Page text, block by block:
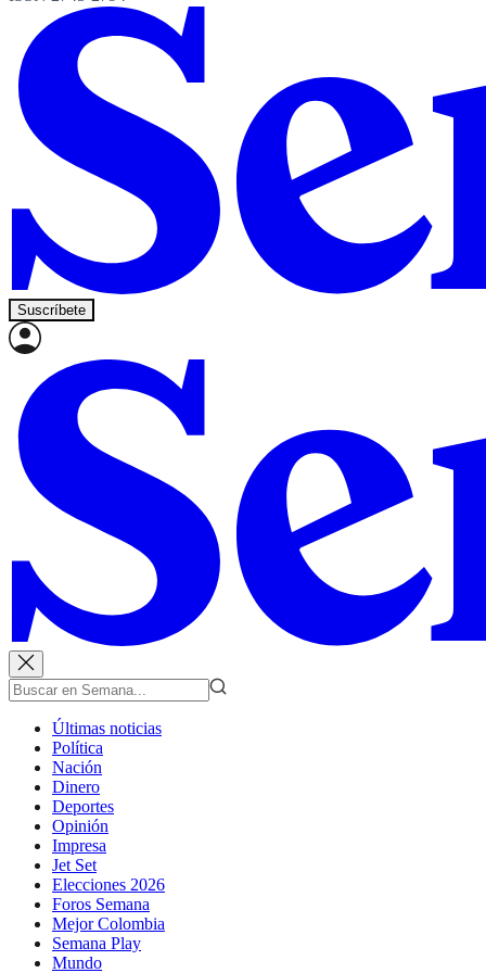
Suscríbete
Últimas noticias
Política
Nación
Dinero
Deportes
Opinión
Impresa
Jet Set
Elecciones 2026
Foros Semana
Mejor Colombia
Semana Play
Mundo